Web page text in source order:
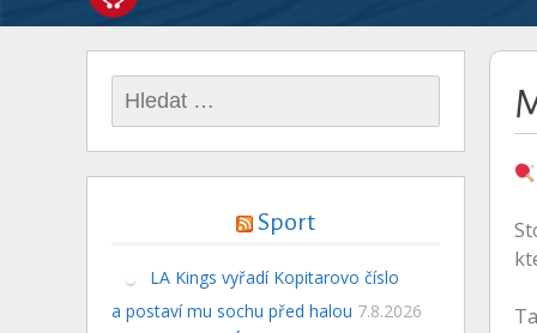
Vyhledávání
Sport
LA Kings vyřadí Kopitarovo číslo
a postaví mu sochu před halou 7.8.2026